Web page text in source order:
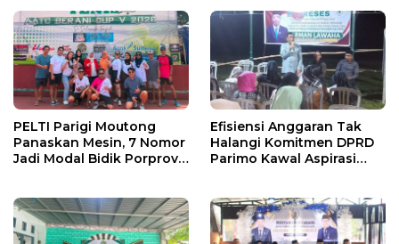
PELTI Parigi Moutong
Panaskan Mesin, 7 Nomor
Jadi Modal Bidik Porprov
Efisiensi Anggaran Tak
Halangi Komitmen DPRD
Parimo Kawal Aspirasi